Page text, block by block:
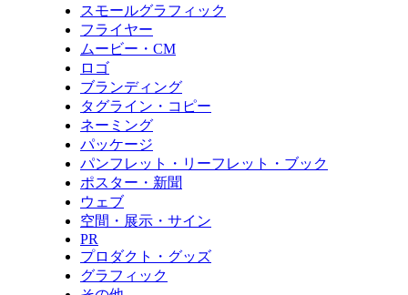
スモールグラフィック
フライヤー
ムービー・CM
ロゴ
ブランディング
タグライン・コピー
ネーミング
パッケージ
パンフレット・リーフレット・ブック
ポスター・新聞
ウェブ
空間・展示・サイン
PR
プロダクト・グッズ
グラフィック